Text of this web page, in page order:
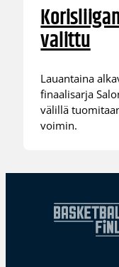
valittu
Lauantaina
finaalisarja
välillä
voimin.